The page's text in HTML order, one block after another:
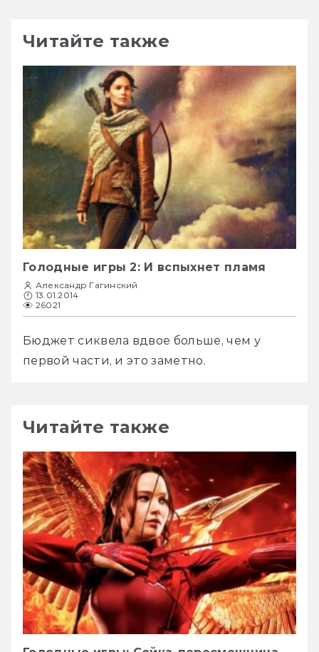
Читайте также
Голодные игры 2: И вспыхнет пламя
Александр Гагинский
13.01.2014
26021
Бюджет сиквела вдвое больше, чем у
первой части, и это заметно.
Читайте также